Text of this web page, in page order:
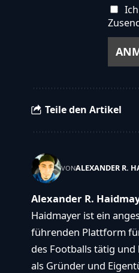
Teile den Artikel
VONALEXANDER R.
Alexander R.
Haidmayer ist ein
führenden Plattform
des Footballs tätig und
als Gründer und